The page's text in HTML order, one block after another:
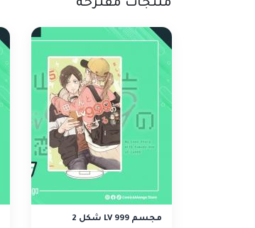
منتجات مقترحة
مجسم LV 999 شكل 2